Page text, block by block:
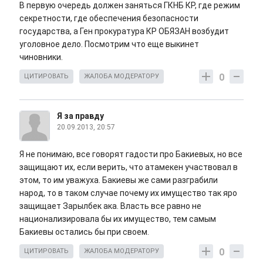
В первую очередь должен заняться ГКНБ КР, где режим
секретности, где обеспечения безопасности
государства, а Ген прокуратура КР ОБЯЗАН возбудит
уголовное дело. Посмотрим что еще выкинет
чиновники.
0
ЦИТИРОВАТЬ ЖАЛОБА МОДЕРАТОРУ
Я за правду
20.09.2013, 20:57
Я не понимаю, все говорят гадости про Бакиевых, но все
защищают их, если верить, что атамекен участвовал в
этом, то им уважуха. Бакиевы же сами разграбили
народ, то в таком случае почему их имущество так яро
защищает Зарылбек ака. Власть все равно не
национализировала бы их имущество, тем самым
Бакиевы остались бы при своем.
0
ЦИТИРОВАТЬ ЖАЛОБА МОДЕРАТОРУ